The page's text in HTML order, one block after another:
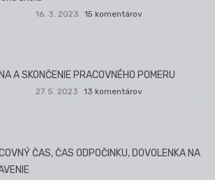
16. 3. 2023 15 komentárov
A SKONČENIE PRACOVNÉHO POMERU
27. 5. 2023 13 komentárov
ČAS, ČAS ODPOČINKU, DOVOLENKA NA